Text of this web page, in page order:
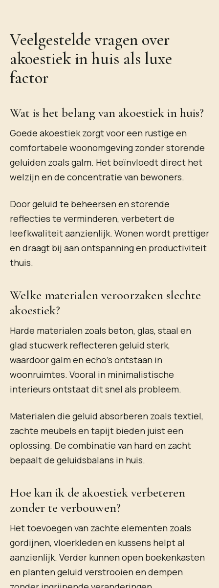
Veelgestelde vragen over
akoestiek in huis als luxe
factor
Wat is het belang van akoestiek in huis?
Goede akoestiek zorgt voor een rustige en
comfortabele woonomgeving zonder storende
geluiden zoals galm. Het beïnvloedt direct het
welzijn en de concentratie van bewoners.
Door geluid te beheersen en storende
reflecties te verminderen, verbetert de
leefkwaliteit aanzienlijk. Wonen wordt prettiger
en draagt bij aan ontspanning en productiviteit
thuis.
Welke materialen veroorzaken slechte
akoestiek?
Harde materialen zoals beton, glas, staal en
glad stucwerk reflecteren geluid sterk,
waardoor galm en echo’s ontstaan in
woonruimtes. Vooral in minimalistische
interieurs ontstaat dit snel als probleem.
Materialen die geluid absorberen zoals textiel,
zachte meubels en tapijt bieden juist een
oplossing. De combinatie van hard en zacht
bepaalt de geluidsbalans in huis.
Hoe kan ik de akoestiek verbeteren
zonder te verbouwen?
Het toevoegen van zachte elementen zoals
gordijnen, vloerkleden en kussens helpt al
aanzienlijk. Verder kunnen open boekenkasten
en planten geluid verstrooien en dempen